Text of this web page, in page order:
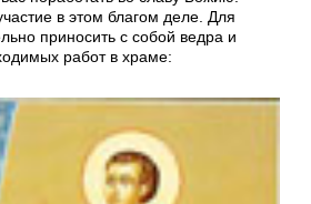
в этом благом деле. Для
приносить с собой ведра и
работ в храме: